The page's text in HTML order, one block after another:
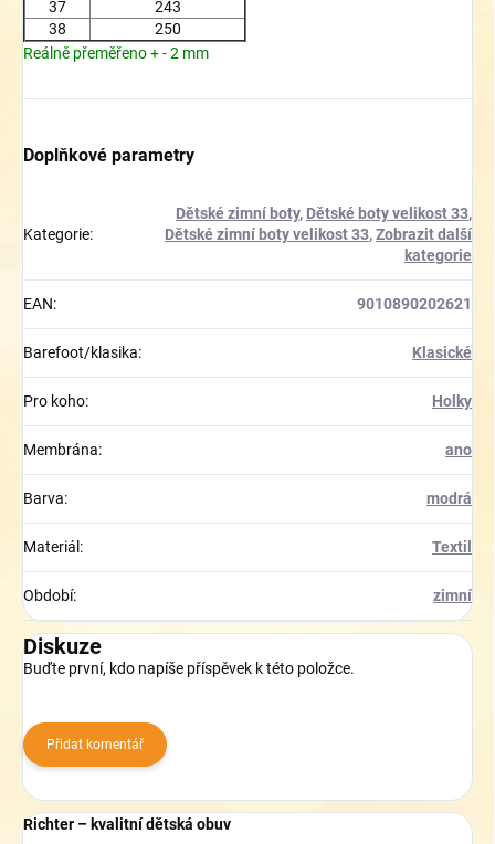
37
243
38
250
Reálně přeměřeno + - 2 mm
Doplňkové parametry
Kategorie:
Dětské zimní boty, Dětské boty velikost 33,
Dětské zimní boty velikost 33,Zobrazit další
kategorie
EAN: 9010890202621
Barefoot/klasika: Klasické
Pro koho: Holky
Membrána: ano
Barva: modrá
Materiál : Textil
Období: zimní
Diskuze
Buďte první, kdo napíše příspěvek k této položce.
Přidat komentář
Richter – kvalitní dětská obuv